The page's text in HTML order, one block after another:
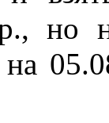
но
на